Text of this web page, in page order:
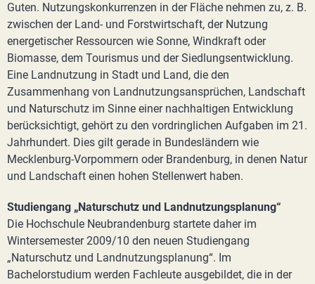
Guten. Nutzungskonkurrenzen in der Fläche nehmen zu, z. B.
zwischen der Land- und Forstwirtschaft, der Nutzung
energetischer Ressourcen wie Sonne, Windkraft oder
Biomasse, dem Tourismus und der Siedlungsentwicklung.
Eine Landnutzung in Stadt und Land, die den
Zusammenhang von Landnutzungsansprüchen, Landschaft
und Naturschutz im Sinne einer nachhaltigen Entwicklung
berücksichtigt, gehört zu den vordringlichen Aufgaben im 21.
Jahrhundert. Dies gilt gerade in Bundesländern wie
Mecklenburg-Vorpommern oder Brandenburg, in denen Natur
und Landschaft einen hohen Stellenwert haben.
Studiengang „Naturschutz und Landnutzungsplanung“
Die Hochschule Neubrandenburg startete daher im
Wintersemester 2009/10 den neuen Studiengang
„Naturschutz und Landnutzungsplanung“. Im
Bachelorstudium werden Fachleute ausgebildet, die in der